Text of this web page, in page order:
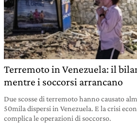
Terremoto in Venezuela: il
mentre i soccorsi arrancano
Due scosse di terremoto hanno causato
50mila dispersi in Venezuela. E la crisi
complica le operazioni di soccorso.